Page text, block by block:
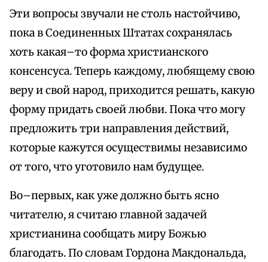
Эти вопросы звучали не столь настойчиво,
пока в Соединенных Штатах сохранялась
хоть какая–то форма христианского
консенсуса. Теперь каждому, любящему свою
веру и свой народ, приходится решать, какую
форму придать своей любви. Пока что могу
предложить три направления действий,
которые кажутся осуществимы независимо
от того, что уготовило нам будущее.
Во–первых, как уже должно быть ясно
читателю, я считаю главной задачей
христианина сообщать миру Божью
благодать. По словам Гордона Макдональда,